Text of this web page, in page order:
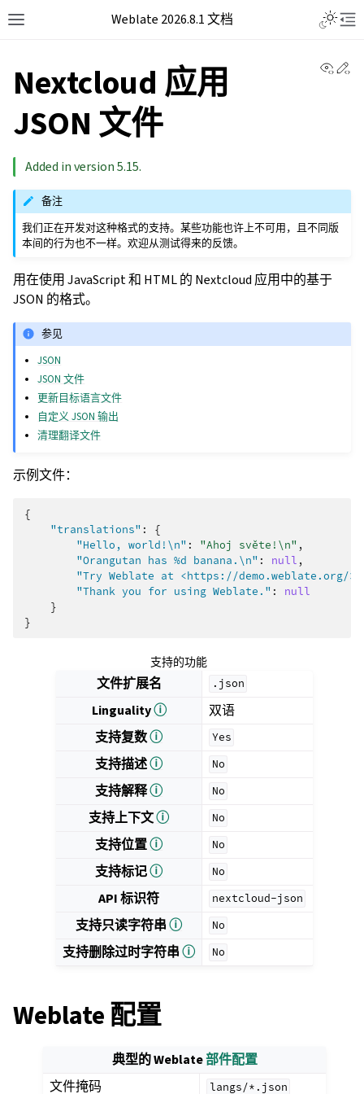
Weblate 2026.8.1 文档
Nextcloud 应用
JSON 文件
Added in version 5.15.
备注
我们正在开发对这种格式的支持。某些功能也许上不可用，且不同版
本间的行为也不一样。欢迎从测试得来的反馈。
用在使用 JavaScript 和 HTML 的 Nextcloud 应用中的基于
JSON 的格式。
参见
JSON
JSON 文件
更新目标语言文件
自定义 JSON 输出
清理翻译文件
示例文件：
{
"translations" :
{
"Hello, world!\n" : "Ahoj světe!\n" ,
"Orangutan has %d banana.\n" : null ,
"Try Weblate at <https://demo.weblate.org/
"Thank you for using Weblate." :
null
}
}
支持的功能
文件扩展名 .json
Lingualityⓘ
双语
支持复数ⓘ Yes
支持描述ⓘ No
支持解释ⓘ No
支持上下文ⓘ No
支持位置ⓘ No
支持标记ⓘ No
API 标识符 nextcloud-json
支持只读字符串ⓘ No
支持删除过时字符串ⓘ No
Weblate 配置
典型的 Weblate部件配置
文件掩码
langs/*.json